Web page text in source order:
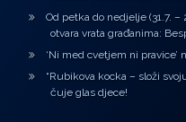
Od petka do nedjelje (31.7.
otvara vrata građanima:
‘Ni med cvetjem ni
“Rubikova kocka – složi
čuje glas djece!